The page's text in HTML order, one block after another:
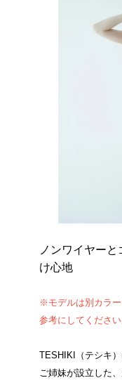
ノンワイヤー
け心地
※モデルは別カラ
参考にしてください
TESHIKI（テシキ
ご姉妹が設立した